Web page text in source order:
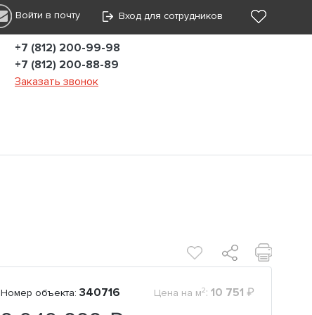
Войти в почту Вход для сотрудников
+7 (812) 200-99-98
+7 (812) 200-88-89
Заказать звонок
Номер объекта: 340716 Цена на м2: 10 751 ₽